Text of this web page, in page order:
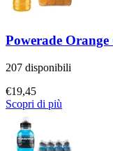
Powerade
207 disponibili
€19,45
Scopri di più